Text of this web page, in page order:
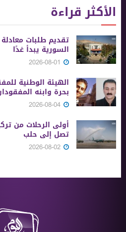
الأكثر قراءة
تقديم طلبات
السورية يبدأ غدًا
الهيئة الوطنية
بحرة وابنه المفقودان
أولى الرحلات من
تصل إلى حلب